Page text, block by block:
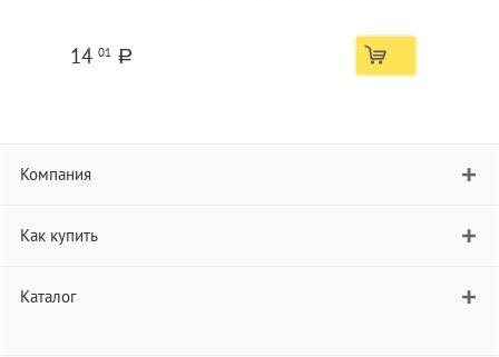
14 01 a
Компания
Как купить
Каталог